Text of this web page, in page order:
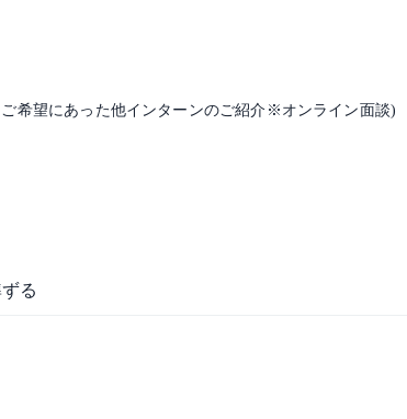
希望にあった他インターンのご紹介※オンライン面談)
る